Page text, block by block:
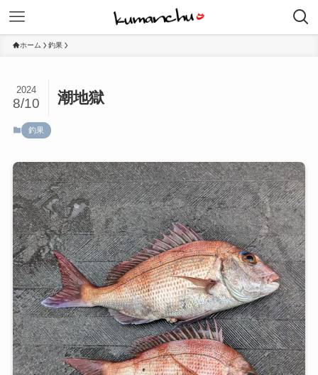
ホーム 釣果
潮地獄
2024
8/10
釣果